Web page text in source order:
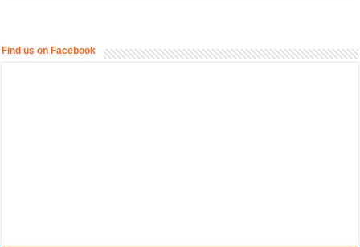
Find us on Facebook